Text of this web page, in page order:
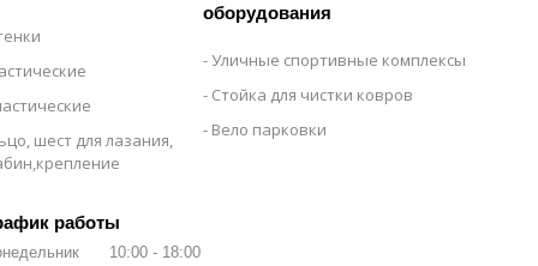
шест для лазания,
оборудования
Уличные спортивные комплексы
Стойка для чистки ковров
Вело парковки
работы
10:00
18:00